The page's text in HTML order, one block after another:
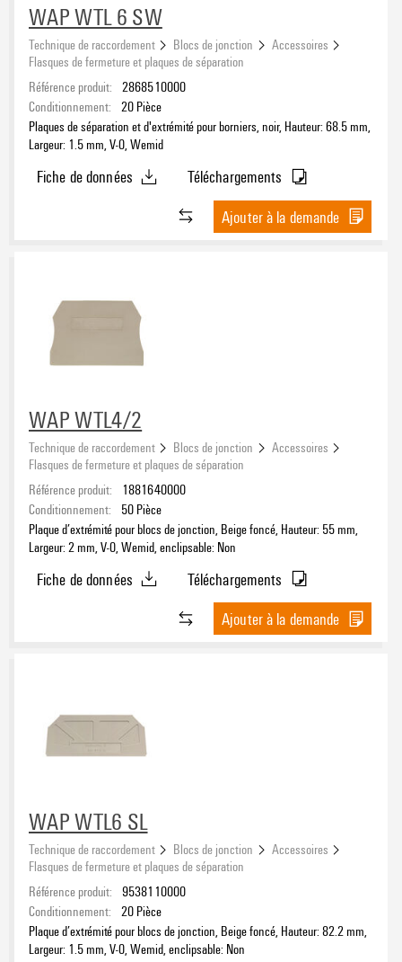
WAP WTL 6 SW
Technique de raccordement Blocs de jonction
Accessoires
Flasques de fermeture et plaques de séparation
Référence produit: 2868510000
Conditionnement: 20 Pièce
Plaques de séparation et d'extrémité pour borniers, noir, Hauteur: 68.5 mm,
Largeur: 1.5 mm, V-0, Wemid
Fiche de données
Téléchargements
Ajouter à la demande
WAP WTL4/2
Technique de raccordement Blocs de jonction
Accessoires
Flasques de fermeture et plaques de séparation
Référence produit:
1881640000
Conditionnement:
50 Pièce
Plaque d’extrémité pour blocs de jonction, Beige foncé, Hauteur: 55 mm,
Largeur: 2 mm, V-0, Wemid, enclipsable: Non
Fiche de données
Téléchargements
Ajouter à la demande
WAP WTL6 SL
Technique de raccordement Blocs de jonction
Accessoires
Flasques de fermeture et plaques de séparation
Référence produit: 9538110000
Conditionnement: 20 Pièce
Plaque d’extrémité pour blocs de jonction, Beige foncé, Hauteur: 82.2 mm,
Largeur: 1.5 mm, V-0, Wemid, enclipsable: Non